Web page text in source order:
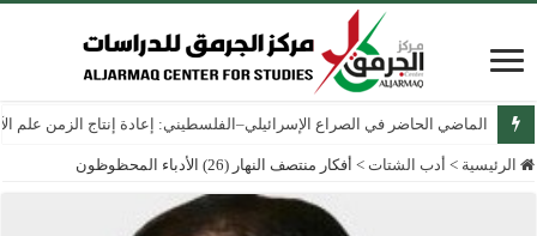
الماضي الحاضر في الصراع الإسرائيلي–الفلسطيني: إعادة إنتاج الزمن علم
الرئيسية > أدب الشتات > أفكار منتصف النهار (26) الأدباء المحظوظون